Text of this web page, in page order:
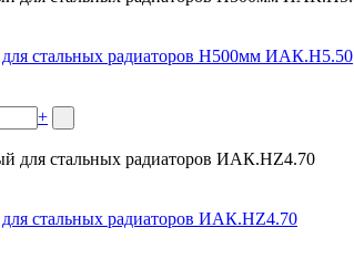
стальных радиаторов Н500мм ИАК.Н5.50
+
стальных радиаторов ИАК.НZ4.70